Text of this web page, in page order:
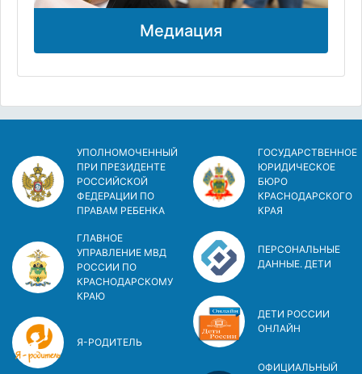
Медиация
УПОЛНОМОЧЕННЫЙ
ПРИ ПРЕЗИДЕНТЕ
РОССИЙСКОЙ
ФЕДЕРАЦИИ ПО
ПРАВАМ РЕБЕНКА
ГЛАВНОЕ
УПРАВЛЕНИЕ МВД
РОССИИ ПО
КРАСНОДАРСКОМУ
КРАЮ
Я-РОДИТЕЛЬ
ГОСУДАРСТВЕННОЕ
ЮРИДИЧЕСКОЕ
БЮРО
КРАСНОДАРСКОГО
КРАЯ
ПЕРСОНАЛЬНЫЕ
ДАННЫЕ. ДЕТИ
ДЕТИ РОССИИ
ОНЛАЙН
ОФИЦИАЛЬНЫЙ